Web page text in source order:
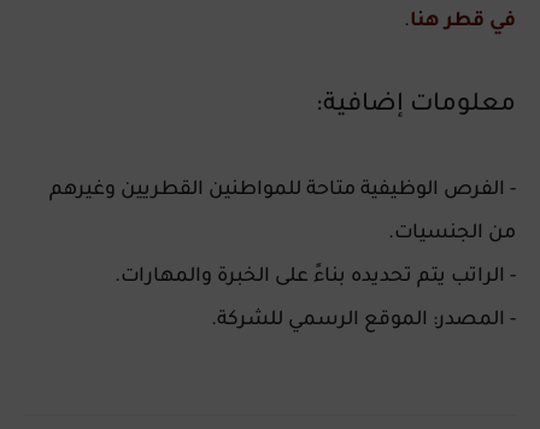
في قطر هنا.
معلومات إضافية:
- الفرص الوظيفية متاحة للمواطنين القطريين وغيرهم
من الجنسيات.
- الراتب يتم تحديده بناءً على الخبرة والمهارات.
- المصدر: الموقع الرسمي للشركة.